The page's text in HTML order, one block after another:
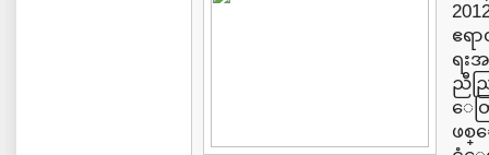
ဧရ
ရး
ညီည
ေတ
ဖစ္